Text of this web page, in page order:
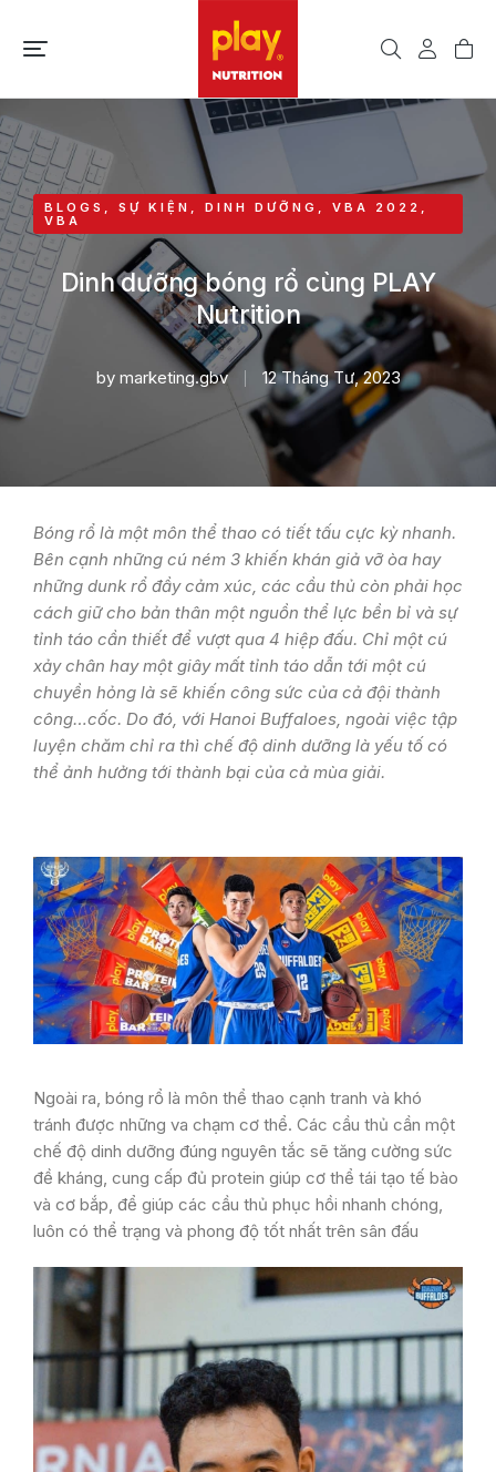
BLOGS , SỰ KIỆN , DINH DƯỠNG , VBA 2022 ,
VBA
Dinh dưỡng bóng rổ cùng PLAY
Nutrition
bymarketing.gbv 12 Tháng Tư, 2023
Bóng rổ là một môn thể thao có tiết tấu cực kỳ nhanh.
Bên cạnh những cú ném 3 khiến khán giả vỡ òa hay
những dunk rổ đầy cảm xúc, các cầu thủ còn phải học
cách giữ cho bản thân một nguồn thể lực bền bỉ và sự
tỉnh táo cần thiết để vượt qua 4 hiệp đấu. Chỉ một cú
xảy chân hay một giây mất tỉnh táo dẫn tới một cú
chuyền hỏng là sẽ khiến công sức của cả đội thành
công…cốc. Do đó, với Hanoi Buffaloes, ngoài việc tập
luyện chăm chỉ ra thì chế độ dinh dưỡng là yếu tố có
thể ảnh hưởng tới thành bại của cả mùa giải.
Ngoài ra, bóng rổ là môn thể thao cạnh tranh và khó
tránh được những va chạm cơ thể. Các cầu thủ cần một
chế độ dinh dưỡng đúng nguyên tắc sẽ tăng cường sức
đề kháng, cung cấp đủ protein giúp cơ thể tái tạo tế bào
và cơ bắp, để giúp các cầu thủ phục hồi nhanh chóng,
luôn có thể trạng và phong độ tốt nhất trên sân đấu